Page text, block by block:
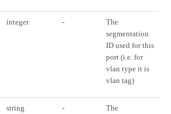
integer -
The
segmentation
ID used for this
port (i.e. for
vlan type it is
vlan tag)
string -
The